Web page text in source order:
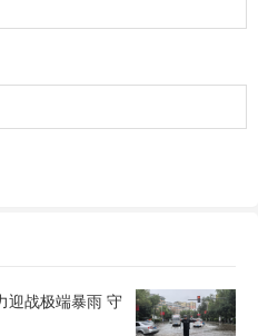
迎战极端暴雨 守